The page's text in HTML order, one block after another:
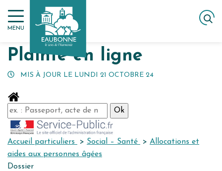
au
contenu
MENU
ACCUEIL MES DÉMARCHES PLAINTE EN LIGNE
Plainte en ligne
MIS À JOUR LE LUNDI 21 OCTOBRE 24
Accueil particuliers > Social – Santé > Allocations et
aides aux personnes âgées
Dossier